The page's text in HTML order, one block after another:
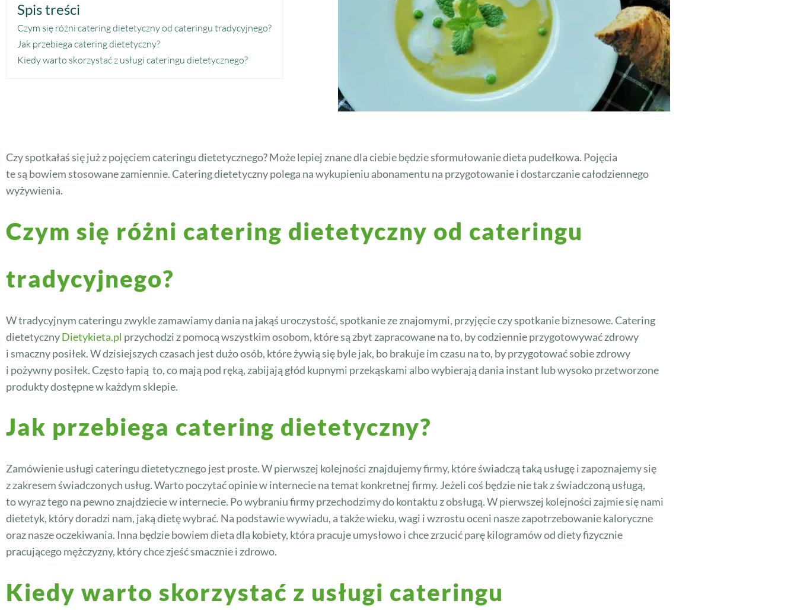
Spis treści
Czym się różni catering dietetyczny od cateringu tradycyjnego?
Jak przebiega catering dietetyczny?
Kiedy warto skorzystać z usługi cateringu dietetycznego?
Czy spotkałaś się już z pojęciem cateringu dietetycznego? Może lepiej znane dla ciebie będzie sformułowanie dieta pudełkowa. Pojęcia
te są bowiem stosowane zamiennie. Catering dietetyczny polega na wykupieniu abonamentu na przygotowanie i dostarczanie całodziennego
wyżywienia.
Czym się różni catering dietetyczny od cateringu
tradycyjnego?
W tradycyjnym cateringu zwykle zamawiamy dania na jakąś uroczystość, spotkanie ze znajomymi, przyjęcie czy spotkanie biznesowe. Catering
dietetycznyDietykieta.pl przychodzi z pomocą wszystkim osobom, które są zbyt zapracowane na to, by codziennie przygotowywać zdrowy
i smaczny posiłek. W dzisiejszych czasach jest dużo osób, które żywią się byle jak, bo brakuje im czasu na to, by przygotować sobie zdrowy
i pożywny posiłek. Często łapią to, co mają pod ręką, zabijają głód kupnymi przekąskami albo wybierają dania instant lub wysoko przetworzone
produkty dostępne w każdym sklepie.
Jak przebiega catering dietetyczny?
Zamówienie usługi cateringu dietetycznego jest proste. W pierwszej kolejności znajdujemy firmy, które świadczą taką usługę i zapoznajemy się
z zakresem świadczonych usług. Warto poczytać opinie w internecie na temat konkretnej firmy. Jeżeli coś będzie nie tak z świadczoną usługą,
to wyraz tego na pewno znajdziecie w internecie. Po wybraniu firmy przechodzimy do kontaktu z obsługą. W pierwszej kolejności zajmie się nami
dietetyk, który doradzi nam, jaką dietę wybrać. Na podstawie wywiadu, a także wieku, wagi i wzrostu oceni nasze zapotrzebowanie kaloryczne
oraz nasze oczekiwania. Inna będzie bowiem dieta dla kobiety, która pracuje umysłowo i chce zrzucić parę kilogramów od diety fizycznie
pracującego mężczyzny, który chce zjeść smacznie i zdrowo.
Kiedy warto skorzystać z usługi cateringu